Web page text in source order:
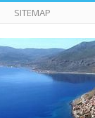
SITEMAP